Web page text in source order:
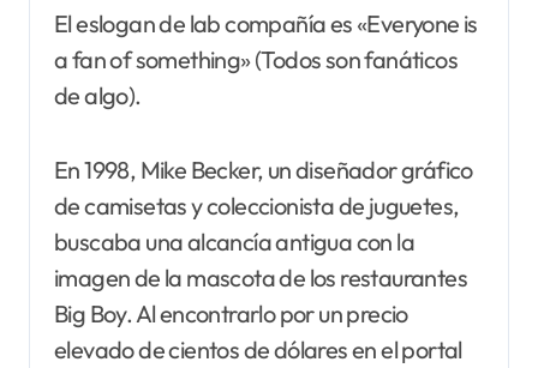
El eslogan de lab compañía es «Everyone is
a fan of something» (Todos son fanáticos
de algo).
En 1998, Mike Becker, un diseñador gráfico
de camisetas y coleccionista de juguetes,
buscaba una alcancía antigua con la
imagen de la mascota de los restaurantes
Big Boy. Al encontrarlo por un precio
elevado de cientos de dólares en el portal